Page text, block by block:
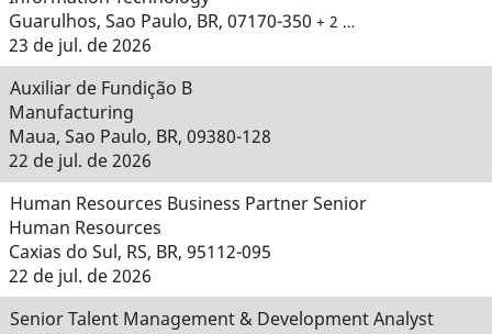
Guarulhos, Sao Paulo, BR, 07170-350 + 2 …
23 de jul. de 2026
Auxiliar de Fundição B
Manufacturing
Maua, Sao Paulo, BR, 09380-128
22 de jul. de 2026
Human Resources Business Partner Senior
Human Resources
Caxias do Sul, RS, BR, 95112-095
22 de jul. de 2026
Senior Talent Management & Development Analyst